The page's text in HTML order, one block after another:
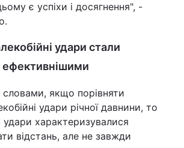
є успіхи і досягнення", -
удари стали
ефективнішими
якщо порівняти
удари річної давнини, то
удари характеризувалися
відстань, але не завжди